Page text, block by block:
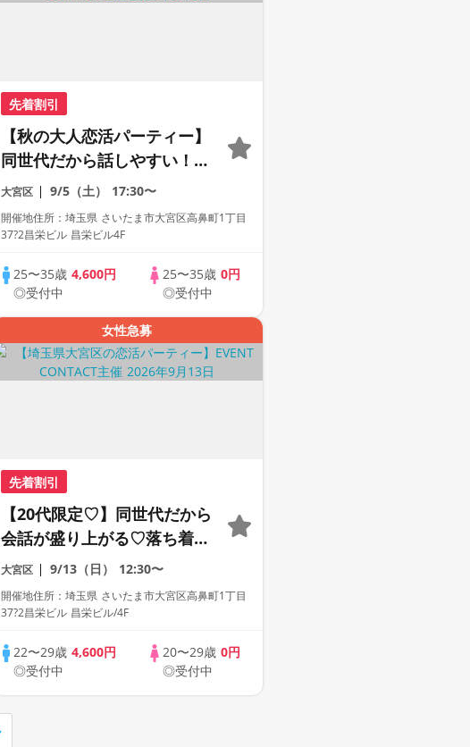
先着割引
【秋の大人恋活パーティー】
同世代だから話しやすい！1
対1トークで初心者大歓迎！
〈連絡先自由交換〉〈18名限
定〉
大宮区 9/5（土） 17:30〜
開催地住所：埼玉県 さいたま市大宮区高鼻町1丁目
37?2昌栄ビル 昌栄ビル4F
25〜35歳 4,600円
◎受付中
25〜35歳 0円
◎受付中
女性急募
先着割引
【20代限定♡】同世代だから
会話が盛り上がる♡落ち着い
た空間でじっくり話し合える
♡《１対１トーク》
大宮区 9/13（日） 12:30〜
開催地住所：埼玉県 さいたま市大宮区高鼻町1丁目
37?2昌栄ビル 昌栄ビル/4F
22〜29歳 4,600円
◎受付中
20〜29歳 0円
◎受付中